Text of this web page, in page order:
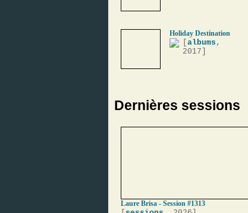
Holiday Destination
[albums ,
2017]
Dernières sessions
Laure Brisa - Session #1313